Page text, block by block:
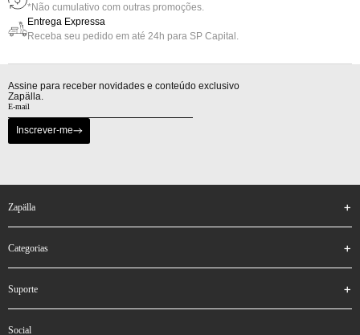
*Não cumulativo com outras promoções.
Entrega Expressa
Receba seu pedido em até 24h para SP Capital.
Assine para receber novidades e conteúdo exclusivo
Zapälla.
Inscrever-me
zapälla
categorias
suporte
social